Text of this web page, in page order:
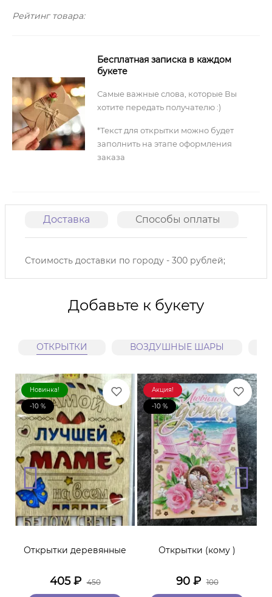
Рейтинг товара:
Бесплатная записка в каждом
букете
Самые важные слова, которые Вы
хотите передать получателю :)
*Текст для открытки можно будет
заполнить на этапе оформления
заказа
Доставка Способы оплаты
Стоимость доставки по городу - 300 рублей;
Добавьте к букету
ОТКРЫТКИ ВОЗДУШНЫЕ ШАРЫ
Новинка!
-10 %
Открытки деревянные
405₽ 450
Акция!
-10 %
Открытки (кому )
90₽ 100